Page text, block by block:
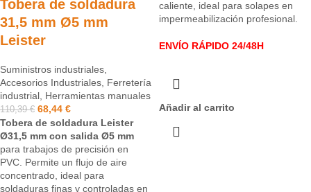
Tobera de soldadura
31,5 mm Ø5 mm
Leister
Suministros industriales
Accesorios Industriales Ferretería
industrial Herramientas manuales
110,39€ 68,44 €
Tobera de soldadura Leister
Ø31,5 mm con salida Ø5 mm
para trabajos de precisión en
PVC. Permite un flujo de aire
concentrado, ideal para
soldaduras finas y controladas en
caliente, ideal para solapes en
impermeabilización profesional.
ENVÍO RÁPIDO 24/48H
Añadir al carrito